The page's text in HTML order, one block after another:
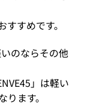
すめです。
のならその他
」は軽い
ます。